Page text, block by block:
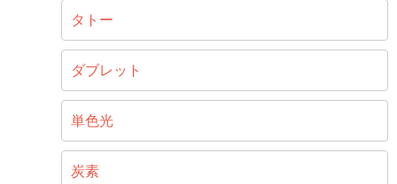
タトー
ダブレット
単色光
炭素